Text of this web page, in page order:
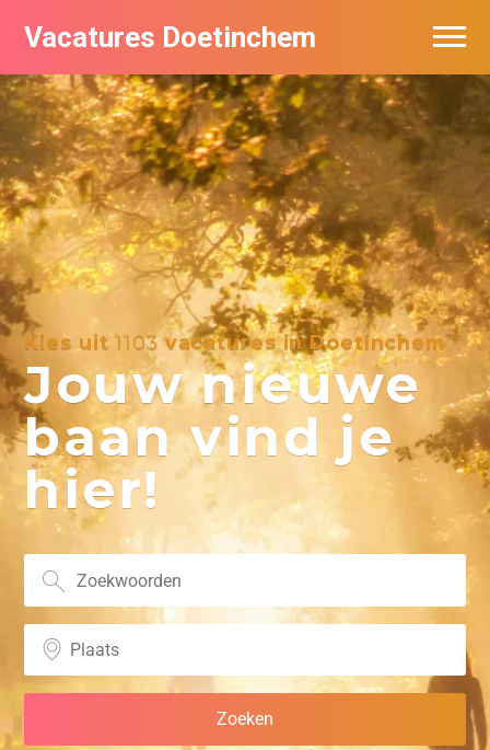
Vacatures Doetinchem
Kies uit1103vacatures in Doetinchem
Jouw nieuwe
baan vind je
hier!
Vacatures per bedrijf
De populairste vacatures in Doetinchem
Nieuwsbrief feed